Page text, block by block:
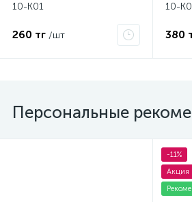
10-K01
260 тг /шт
10-
380
Персональные
-11%
Акция